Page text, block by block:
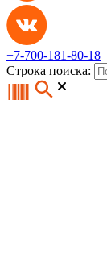
+7-700-181-80-18
Строка поиска: